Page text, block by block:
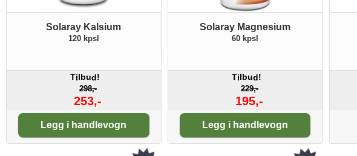
Solaray Kalsium
120 kpsl
Tilbud!
298,-
253,-
Legg i handlevogn
Solaray Magnesium
60 kpsl
Tilbud!
229,-
195,-
Legg i handlevogn